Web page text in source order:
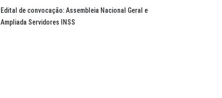
Edital de convocação: Assembleia Nacional Geral e
Ampliada Servidores INSS